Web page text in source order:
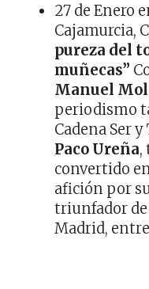
27 de Enero
Cajamurcia,
pureza del
muñecas”
Manuel
periodismo
Cadena Ser
Paco Ureña,
convertido
afición por
triunfador de
Madrid,